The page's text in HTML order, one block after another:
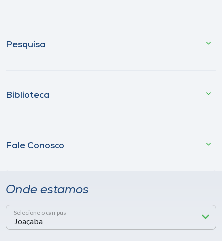
Pesquisa
Biblioteca
Fale Conosco
Onde estamos
Selecione o campus